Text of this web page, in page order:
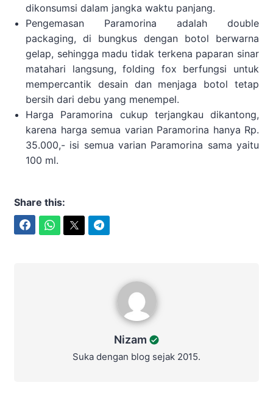
dikonsumsi dalam jangka waktu panjang.
Pengemasan Paramorina adalah double
packaging, di bungkus dengan botol berwarna
gelap, sehingga madu tidak terkena paparan sinar
matahari langsung, folding fox berfungsi untuk
mempercantik desain dan menjaga botol tetap
bersih dari debu yang menempel.
Harga Paramorina cukup terjangkau dikantong,
karena harga semua varian Paramorina hanya Rp.
35.000,- isi semua varian Paramorina sama yaitu
100 ml.
Share this:
Nizam
Suka dengan blog sejak 2015.